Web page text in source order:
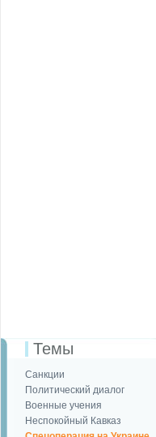
Темы
Санкции
Политический диалог
Военные учения
Неспокойный Кавказ